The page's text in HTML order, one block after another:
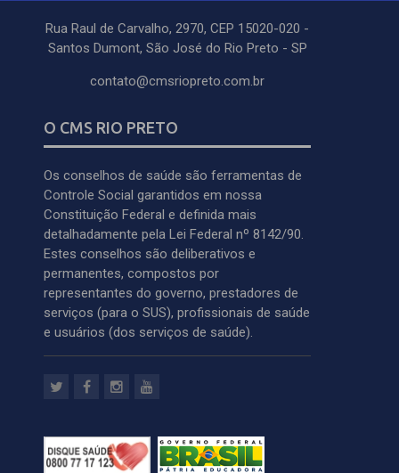
Rua Raul de Carvalho, 2970, CEP 15020-020 -
Santos Dumont, São José do Rio Preto - SP
contato@cmsriopreto.com.br
O CMS RIO PRETO
Os conselhos de saúde são ferramentas de
Controle Social garantidos em nossa
Constituição Federal e definida mais
detalhadamente pela Lei Federal nº 8142/90.
Estes conselhos são deliberativos e
permanentes, compostos por
representantes do governo, prestadores de
serviços (para o SUS), profissionais de saúde
e usuários (dos serviços de saúde).